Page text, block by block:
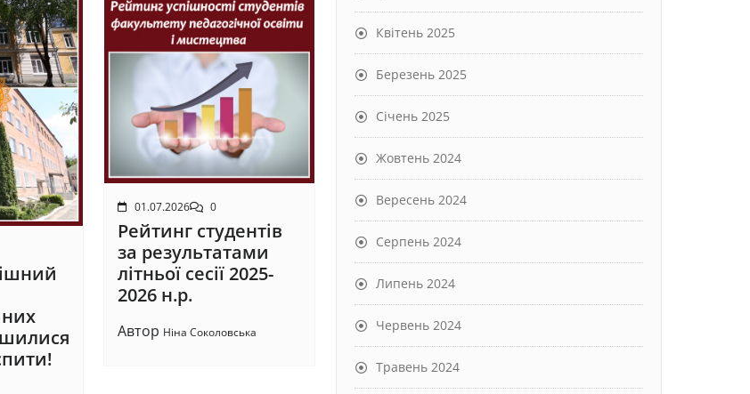
01.07.2026 0
Рейтинг студентів
за результатами
літньої сесії 2025-
2026 н.р.
Автор Ніна Соколовська
Квітень 2025
Березень 2025
Січень 2025
Жовтень 2024
Вересень 2024
Серпень 2024
Липень 2024
Червень 2024
Травень 2024